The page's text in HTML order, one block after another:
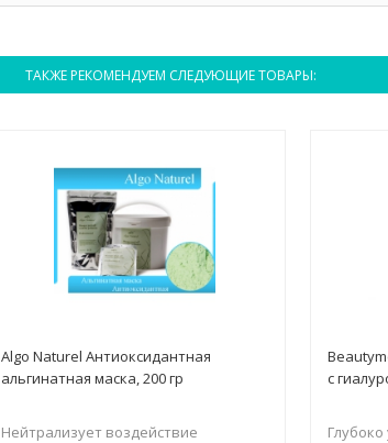
ТАКЖЕ РЕКОМЕНДУЕМ СЛЕДУЮЩИЕ ТОВАРЫ:
Algo Naturel Антиоксидантная
альгинатная маска, 200 гр
Нейтрализует воздействие
с